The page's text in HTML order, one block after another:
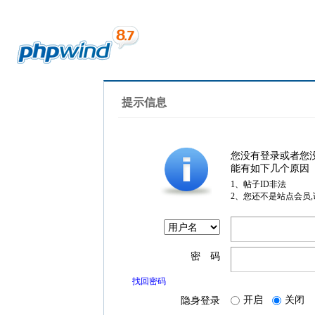
提示信息
您没有登录或者您
能有如下几个原因
1、帖子ID非法
2、您还不是站点会员
密 码
找回密码
隐身登录 开启 关闭